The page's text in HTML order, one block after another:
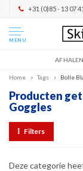
+31 (0)85 - 13 07
MENU
Home Tags Bolle
Producten
Goggles
Filters
Deze categorie